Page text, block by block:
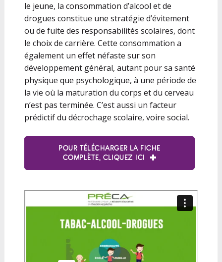
le jeune, la consommation d’alcool et de
drogues constitue une stratégie d’évitement
ou de fuite des responsabilités scolaires, dont
le choix de carrière. Cette consommation a
également un effet néfaste sur son
développement général, autant pour sa santé
physique que psychologique, à une période de
la vie où la maturation du corps et du cerveau
n’est pas terminée. C’est aussi un facteur
prédictif du décrochage scolaire, voire social.
POUR TÉLÉCHARGER LA FICHE
COMPLÈTE, CLIQUEZ ICI